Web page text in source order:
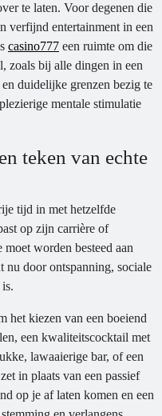
te laten. Voor degenen die
verfijnd entertainment in een
casino777 een ruimte om die
zoals bij alle dingen in een
duidelijke grenzen bezig te
mentale stimulatie
teken van echte
tijd in met hetzelfde
op zijn carrière of
worden besteed aan
nu door ontspanning, sociale
het kiezen van een boeiend
een kwaliteitscocktail met
lawaaierige bar, of een
in plaats van een passief
op je af laten komen en een